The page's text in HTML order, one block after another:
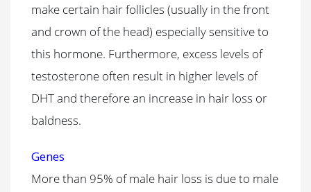
make certain hair follicles (usually in the front
and crown of the head) especially sensitive to
this hormone. Furthermore, excess levels of
testosterone often result in higher levels of
DHT and therefore an increase in hair loss or
baldness.
Genes
More than 95% of male hair loss is due to male